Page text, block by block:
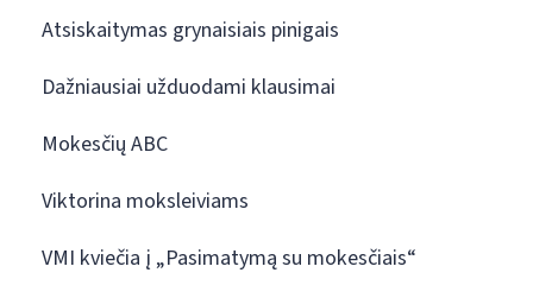
Atsiskaitymas grynaisiais pinigais
Dažniausiai užduodami klausimai
Mokesčių ABC
Viktorina moksleiviams
VMI kviečia į „Pasimatymą su mokesčiais“